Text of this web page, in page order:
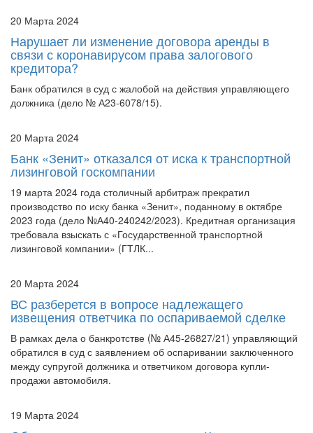
связи с коронавирусом права залогового
кредитора?
Банк обратился в суд с жалобой на действия управляющего
должника (дело № А23-6078/15).
20 Марта 2024
лизинговой госкомпании
19 марта 2024 года столичный арбитраж прекратил
производство по иску банка «Зенит», поданному в октябре
2023 года (дело №А40-240242/2023). Кредитная организация
требовала взыскать с «Государственной транспортной
лизинговой компании» (ГТЛК...
20 Марта 2024
извещения ответчика по оспариваемой сделке
В рамках дела о банкротстве (№ А45-26827/21) управляющий
обратился в суд с заявлением об оспаривании заключенного
между супругой должника и ответчиком договора купли-
продажи автомобиля.
19 Марта 2024
хотят выпускать за границу